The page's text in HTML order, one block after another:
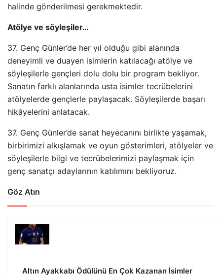
halinde gönderilmesi gerekmektedir.
Atölye ve söyleşiler…
37. Genç Günler’de her yıl olduğu gibi alanında
deneyimli ve duayen isimlerin katılacağı atölye ve
söyleşilerle gençleri dolu dolu bir program bekliyor.
Sanatın farklı alanlarında usta isimler tecrübelerini
atölyelerde gençlerle paylaşacak. Söyleşilerde başarı
hikâyelerini anlatacak.
37. Genç Günler’de sanat heyecanını birlikte yaşamak,
birbirimizi alkışlamak ve oyun gösterimleri, atölyeler ve
söyleşilerle bilgi ve tecrübelerimizi paylaşmak için
genç sanatçı adaylarının katılımını bekliyoruz.
Göz Atın
Altın Ayakkabı Ödülünü En Çok Kazanan İsimler